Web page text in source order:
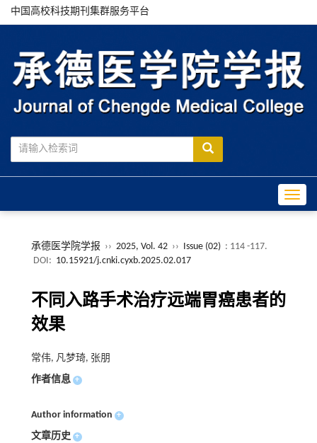
中国高校科技期刊集群服务平台
承德医学院学报 ›› 2025, Vol. 42 ›› Issue (02) : 114 -117.
DOI: 10.15921/j.cnki.cyxb.2025.02.017
不同入路手术治疗远端胃癌患者的
效果
常伟, 凡梦琦, 张朋
作者信息 +
Author information +
文章历史 +